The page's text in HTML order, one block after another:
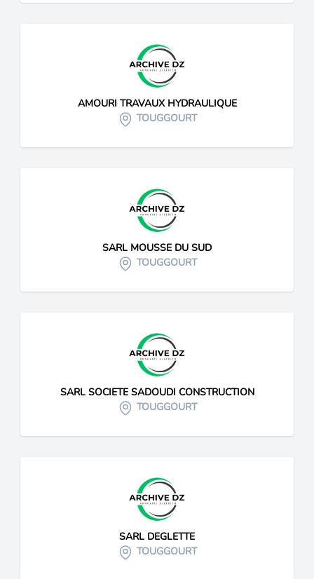
AMOURI TRAVAUX HYDRAULIQUE
TOUGGOURT
SARL MOUSSE DU SUD
TOUGGOURT
SARL SOCIETE SADOUDI CONSTRUCTION
TOUGGOURT
SARL DEGLETTE
TOUGGOURT